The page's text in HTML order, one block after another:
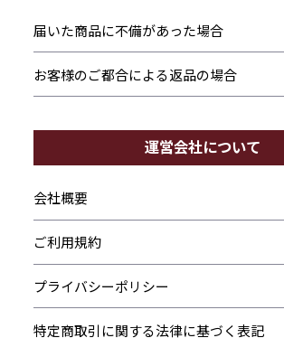
届いた商品に不備があった場合
お客様のご都合による返品の場合
運営会社について
会社概要
ご利用規約
プライバシーポリシー
特定商取引に関する法律に基づく表記